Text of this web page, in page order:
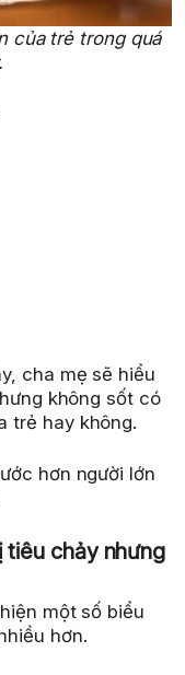
của trẻ trong quá
cha mẹ sẽ hiểu
không sốt có
trẻ hay không.
hơn người lớn
tiêu chảy nhưng
một số biểu
hơn.